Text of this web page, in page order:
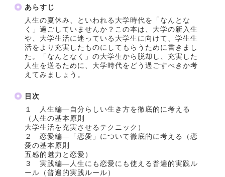
あらすじ
人生の夏休み、といわれる大学時代を「なんとな
く」過ごしていませんか？この本は、大学の新入生
や、大学生活に迷っている大学生に向けて、学生生
活をより充実したものにしてもらうために書きまし
た。「なんとなく」の大学生から脱却し、充実した
人生を送るために、大学時代をどう過ごすべきか考
えてみましょう。
目次
１ 人生編―自分らしい生き方を徹底的に考える
（人生の基本原則
大学生活を充実させるテクニック）
２ 恋愛編―「恋愛」について徹底的に考える（恋
愛の基本原則
五感的魅力と恋愛）
３ 実践編―人生にも恋愛にも使える普遍的実践ル
ール（普遍的実践ルール）